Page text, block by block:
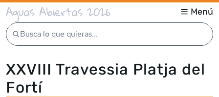
Aguas Abiertas 2026 Menú
Busca lo que quieras...
XXVIII Travessia Platja del
Fortí